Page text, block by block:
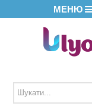
МЕНЮ